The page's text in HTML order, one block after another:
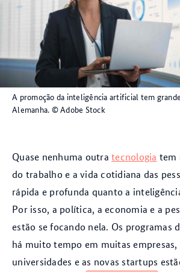
A promoção da inteligência artificial tem
Alemanha. © Adobe Stock
Quase nenhuma outratecnologia tem
do trabalho e a vida cotidiana das
rápida e profunda quanto a
Por isso, a política, a economia e a
estão se focando nela. Os programas
há muito tempo em muitas empresas,
universidades e as novas startups